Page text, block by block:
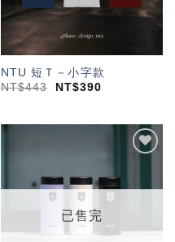
NTU 短Ｔ－小字款
NT$443 NT$390
望輕
已售完